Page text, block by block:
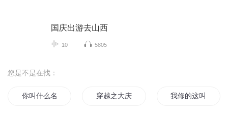
国庆出游去山西
10 5805
您是不是在找：
你叫什么名 穿越之大庆帝国 我修的这叫什么仙